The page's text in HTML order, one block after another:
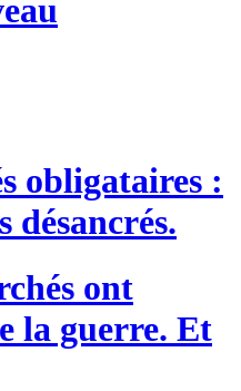
obligataires :
désancrés.
ont
la guerre. Et